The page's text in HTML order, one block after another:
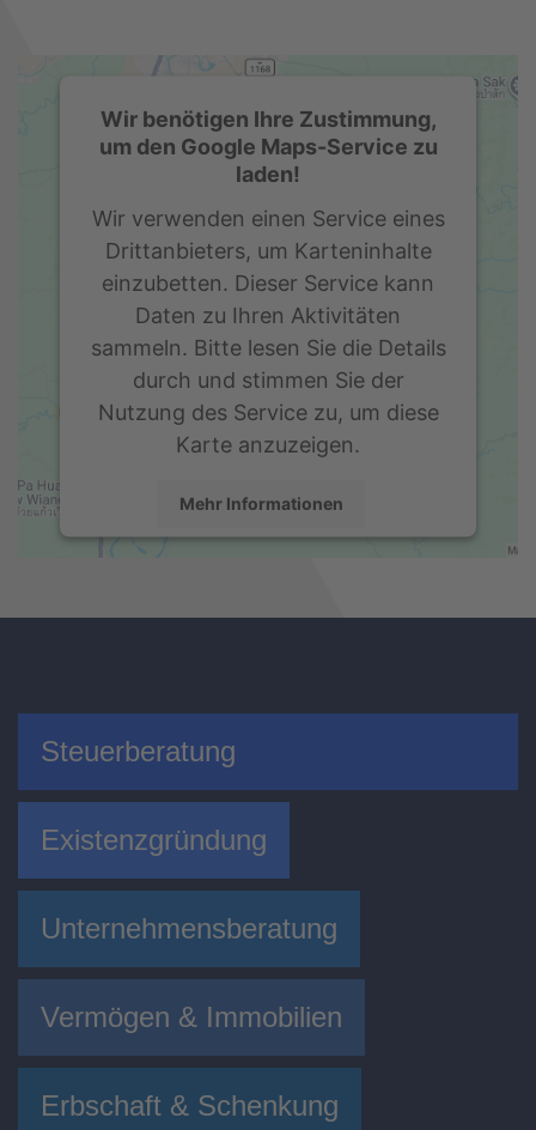
Wir benötigen Ihre Zustimmung,
um den Google Maps-Service zu
laden!
Wir verwenden einen Service eines
Drittanbieters, um Karteninhalte
einzubetten. Dieser Service kann
Daten zu Ihren Aktivitäten
sammeln. Bitte lesen Sie die Details
durch und stimmen Sie der
Nutzung des Service zu, um diese
Karte anzuzeigen.
Mehr Informationen
powered byUsercentrics Consent
Steuerberatung
Existenzgründung
Unternehmensberatung
Vermögen & Immobilien
Erbschaft & Schenkung